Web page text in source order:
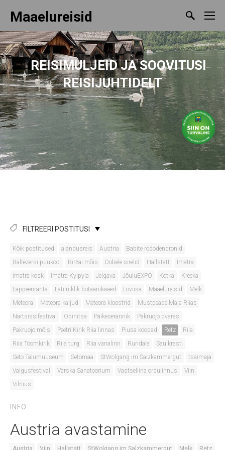
Maaelureisid
REISIMULJEIDJA SOOVITUSI
REISIJUHTIDELT
FILTREERI POSTITUSI
Kõik postitused aiandusreis Austria
Babite rododendronid
Baltezersi puukool
Biržai mõis Dobele sirelid Hallstatt
Imatra
Imatra kosk
Imatra Kylpyla Jelgava JõuluEXPO Kotka
Kreeka
Lappeenranta
Läti riiklik botaanikaaed Loviisa Maaelureisid
Melk
Meteora
Meteora kaljud Meteora kloostrid
Mustpeade Maja Riias
Nartsissifestival
Obinitsa Päikeserannik
Pakruojo dvaras
Pakruojo mõis
Peetri Kirik Riia linnas Piusa koopad Retz
Riia
Riia Toomkirik
Riia turg Riia vanalinn Rundale
Saulkrasti
Seto Talumuuseum
Setomaa StWolgang im Salzkammergut
tsäimaja
Valgusfestival
Värska Sanatoorium Vastseliina ordulinnus
Viin
Vilnius
INFO
Austria avastamine
Austria Viin Hallstatt StWolgang im Salzkammergut Melk Retz